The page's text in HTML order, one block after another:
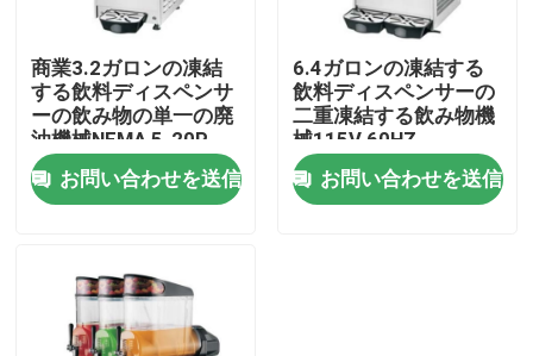
ホーム
製品
企業情報
商業3.2ガロンの凍結
する飲料ディスペンサ
ーの飲み物の単一の廃
油機械NEMA 5-20P
お問い合わせを送信
6.4ガロンの凍結する
飲料ディスペンサーの
二重凍結する飲み物機
械115V 60HZ
お問い合わせを送信